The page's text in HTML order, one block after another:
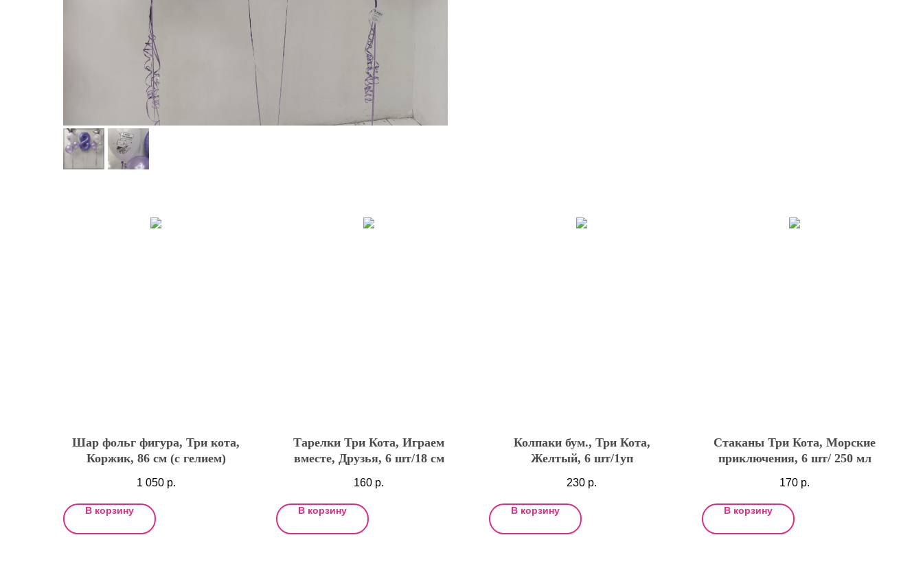
Шар фольг фигура, Три кота,
Коржик, 86 см (с гелием)
1 050 р.
В корзину
Тарелки Три Кота, Играем
вместе, Друзья, 6 шт/18 см
160 р.
В корзину
Колпаки бум., Три Кота,
Желтый, 6 шт/1уп
230 р.
В корзину
Стаканы Три Кота, Морские
приключения, 6 шт/ 250 мл
170 р.
В корзину